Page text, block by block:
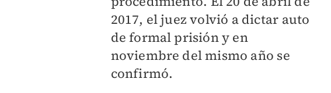
2017, el juez volvió a dictar auto
de formal prisión y en
noviembre del mismo año se
confirmó.